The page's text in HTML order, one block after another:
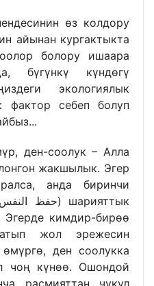
өз колдору
айынан кургактыкта
болору ишаара
бүгүнкү күндөгү
экологиялык
фактор себеп болуп
ден-соолук – Алла
жакшылык. Эгер
анда биринчи
Эгерде кимдир-бирөө
жол эрежесин
ден соолукка
чоң күнөө. Ошондой
расмияттан чукул